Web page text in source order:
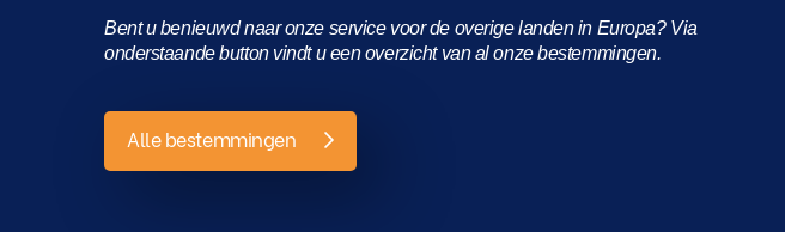
Bent u benieuwd naar onze service voor de overige landen in Europa? Via
onderstaande button vindt u een overzicht van al onze bestemmingen.
Alle bestemmingen